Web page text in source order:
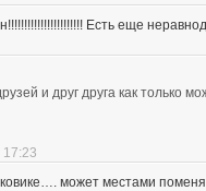
Есть еще
и друг друга как только
17:23
может местами